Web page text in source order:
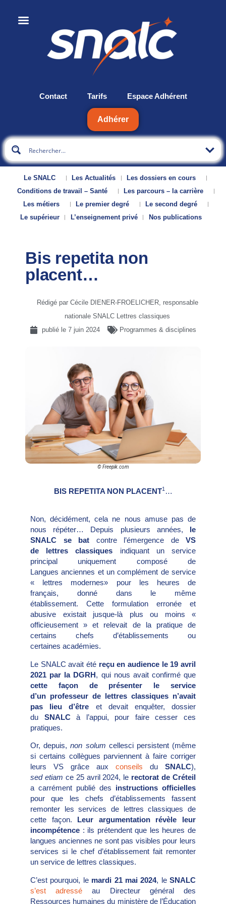
Contact Tarifs Espace Adhérent
Adhérer
Le SNALC Les Actualités
Les dossiers en cours
Conditions de travail – Santé
Les parcours – la carrière
Les métiers
Le premier degré
Le second degré
Le supérieur
L’enseignement privé Nos publications
Bis repetita non
placent…
Rédigé par Cécile DIENER-FROELICHER, responsable
nationale SNALC Lettres classiques
publié le 7 juin 2024 Programmes & disciplines
© Freepik.com
BIS REPETITA NON PLACENT1 …
Non, décidément, cela ne nous amuse pas de
nous répéter… Depuis plusieurs années, le
SNALC se bat contre l’émergence de VS
de lettres classiques indiquant un service
principal uniquement composé de
Langues anciennes et un complément de service
« lettres modernes» pour les heures de
français, donné dans le même
établissement. Cette formulation erronée et
abusive existait jusque-là plus ou moins «
officieusement » et relevait de la pratique de
certains chefs d’établissements ou
certaines académies.
Le SNALC avait été reçu en audience le 19 avril
2021 par la DGRH, qui nous avait confirmé que
cette façon de présenter le service
d’un professeur de lettres classiques n’avait
pas lieu d’être et devait enquêter, dossier
du SNALCà l’appui, pour faire cesser ces
pratiques.
Or, depuis,non solum cellesci persistent (même
si certains collègues parviennent à faire corriger
leurs VS grâce aux conseils du SNALC),
sed etiam ce 25 avril 2024, le rectorat de Créteil
a carrément publié des instructions officielles
pour que les chefs d’établissements fassent
remonter les services de lettres classiques de
cette façon. Leur argumentation révèle leur
incompétence : ils prétendent que les heures de
langues anciennes ne sont pas visibles pour leurs
services si le chef d’établissement fait remonter
un service de lettres classiques.
C’est pourquoi, le mardi 21 mai 2024, le SNALC
s’est adressé au Directeur général des
Ressources humaines du ministère de l’Éducation